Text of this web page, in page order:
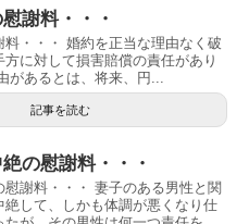
謝料・・・
料・・・ 婚約を正当な理由なく破
に対して損害賠償の責任があり
があるとは、将来、円...
記事を読む
の慰謝料・・・
慰謝料・・・ 妻子のある男性と関
絶して、しかも体調が悪くなり仕